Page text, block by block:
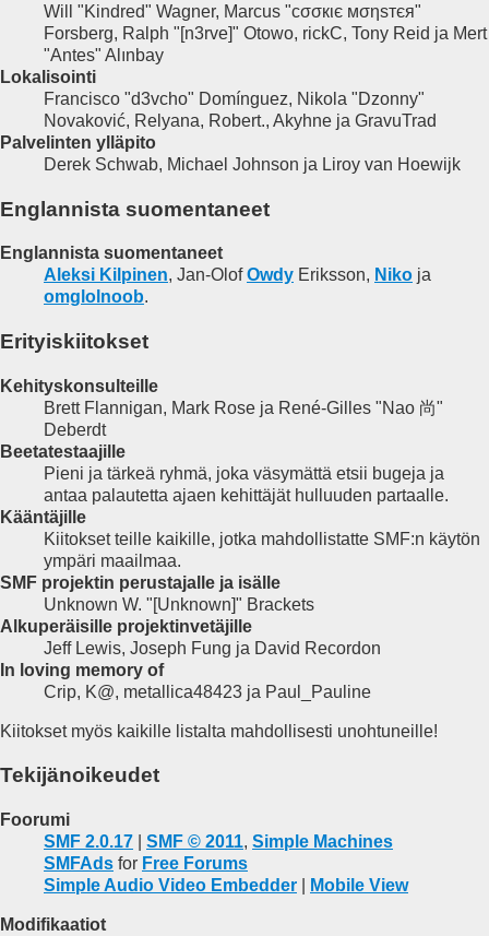
Will "Kindred" Wagner, Marcus "cσσкιє мσηѕтєя"
Forsberg, Ralph "[n3rve]" Otowo, rickC, Tony Reid ja Mert
"Antes" Alınbay
Lokalisointi
Francisco "d3vcho" Domínguez, Nikola "Dzonny"
Novaković, Relyana, Robert., Akyhne ja GravuTrad
Palvelinten ylläpito
Derek Schwab, Michael Johnson ja Liroy van Hoewijk
Englannista suomentaneet
Englannista suomentaneet
Aleksi Kilpinen, Jan-OlofOwdy Eriksson, Niko ja
omglolnoob.
Erityiskiitokset
Kehityskonsulteille
Brett Flannigan, Mark Rose ja René-Gilles "Nao 尚"
Deberdt
Beetatestaajille
Pieni ja tärkeä ryhmä, joka väsymättä etsii bugeja ja
antaa palautetta ajaen kehittäjät hulluuden partaalle.
Kääntäjille
Kiitokset teille kaikille, jotka mahdollistatte SMF:n käytön
ympäri maailmaa.
SMF projektin perustajalle ja isälle
Unknown W. "[Unknown]" Brackets
Alkuperäisille projektinvetäjille
Jeff Lewis, Joseph Fung ja David Recordon
In loving memory of
Crip, K@, metallica48423 ja Paul_Pauline
Kiitokset myös kaikille listalta mahdollisesti unohtuneille!
Tekijänoikeudet
Foorumi
SMF 2.0.17
SMF © 2011, Simple Machines
SMFAds for Free Forums
Simple Audio Video Embedder
Mobile View
Modifikaatiot